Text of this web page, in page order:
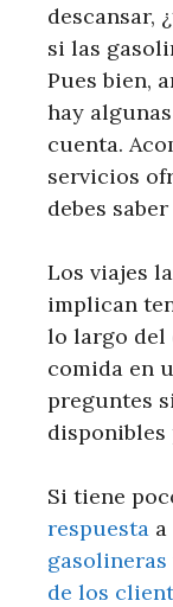
descansar,
si las
Pues bien,
hay
cuenta.
servicios
debes
Los viajes
implican
lo largo del
comida en
preguntes
disponibles
Si tiene
respuesta
de los